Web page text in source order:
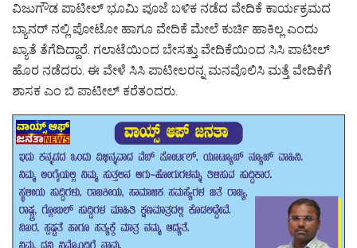
ವಿಜುಗೌಡ ಪಾಟೀಲ್ ಭೂಮಿ ಪೂಜೆ ಬಳಿಕ ನಡೆದ ವೇದಿಕೆ ಕಾರ್ಯಕ್ರಮದ
ಬ್ಯಾನರ್ ನಲ್ಲಿ ಪೋಟೋ ಹಾಗೂ ವೇದಿಕೆ ಮೇಲೆ ಕುರ್ಚಿ ಹಾಕಿಲ್ಲ ಎಂದು
ಖ್ಯಾತೆ ತೆಗೆದಿದ್ದಾರೆ. ಗಲಾಟೆಯಿಂದ ಬೇಸತ್ತು ವೇದಿಕೆಯಿಂದ ಸಿಸಿ ಪಾಟೀಲ್
ಹೊರ ನಡೆದರು. ಈ ವೇಳೆ ಸಿಸಿ ಪಾಟೀಲರನ್ನ ಮನವೊಲಿಸಿ ಮತ್ತೆ ವೇದಿಕೆಗೆ
ಶಾಸಕ ಎಂ ಬಿ ಪಾಟೀಲ್ ಕರೆತಂದರು.